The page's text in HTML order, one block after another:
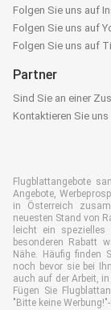
Folgen Sie uns auf
Folgen Sie uns auf
Folgen Sie uns auf
Partner
Sind Sie an einer
Kontaktieren Sie uns
Flugblattangebote
Angebote,
in Österreich
neuesten Stand von
leicht ein spezielles
besonderen Rabatt
Nähe. Häufig finden
noch bevor sie bei
auch auf der Arbeit,
Fügen Sie
"Bitte keine